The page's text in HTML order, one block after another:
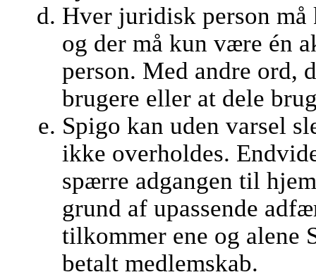
Hver juridisk person må
og der må kun være én
person. Med andre ord,
brugere eller at dele
Spigo kan uden varsel
ikke overholdes.
spærre adgangen til
grund af upassende
tilkommer ene og alene
betalt medlemskab.